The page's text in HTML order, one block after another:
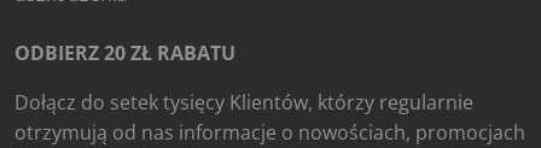
ODBIERZ 20 ZŁ RABATU
Dołącz do setek tysięcy Klientów, którzy regularnie
otrzymują od nas informacje o nowościach, promocjach